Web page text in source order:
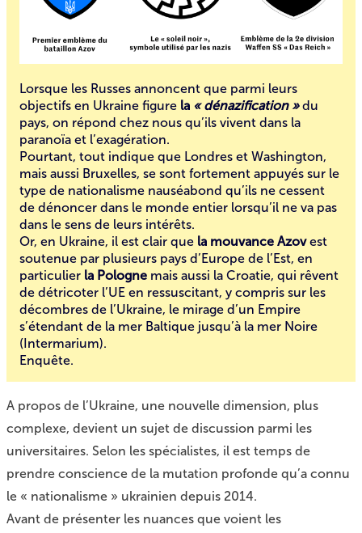
Lorsque les Russes annoncent que parmi leurs
objectifs en Ukraine figure la « dénazification »du
pays, on répond chez nous qu’ils vivent dans la
paranoïa et l’exagération.
Pourtant, tout indique que Londres et Washington,
mais aussi Bruxelles, se sont fortement appuyés sur le
type de nationalisme nauséabond qu’ils ne cessent
de dénoncer dans le monde entier lorsqu’il ne va pas
dans le sens de leurs intérêts.
Or, en Ukraine, il est clair que la mouvance Azovest
soutenue par plusieurs pays d’Europe de l’Est, en
particulier la Pologne mais aussi la Croatie, qui rêvent
de détricoter l’UE en ressuscitant, y compris sur les
décombres de l’Ukraine, le mirage d’un Empire
s’étendant de la mer Baltique jusqu’à la mer Noire
(Intermarium).
Enquête.
A propos de l’Ukraine, une nouvelle dimension, plus
complexe, devient un sujet de discussion parmi les
universitaires. Selon les spécialistes, il est temps de
prendre conscience de la mutation profonde qu’a connu
le « nationalisme » ukrainien depuis 2014.
Avant de présenter les nuances que voient les